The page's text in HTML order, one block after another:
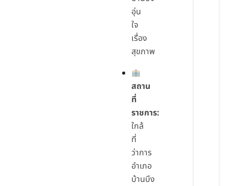
อุ่น
ใจ
เรื่อง
สุขภาพ
สถาน
ที่
ราชการ:
ใกล้
ที่
ว่าการ
อำเภอ
บ้านบึง